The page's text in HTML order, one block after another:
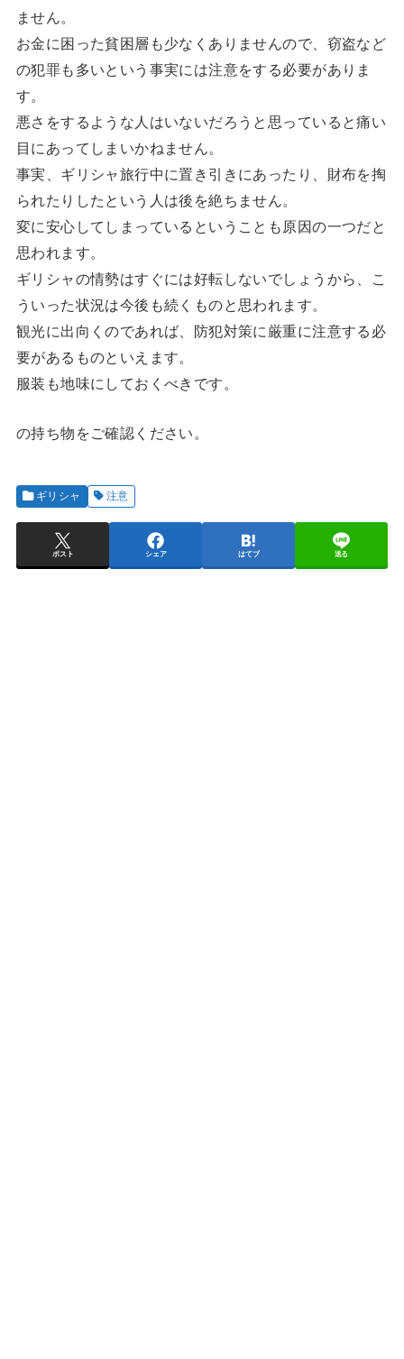
ません。
お金に困った貧困層も少なくありませんので、窃盗など
の犯罪も多いという事実には注意をする必要がありま
す。
悪さをするような人はいないだろうと思っていると痛い
目にあってしまいかねません。
事実、ギリシャ旅行中に置き引きにあったり、財布を掏
られたりしたという人は後を絶ちません。
変に安心してしまっているということも原因の一つだと
思われます。
ギリシャの情勢はすぐには好転しないでしょうから、こ
ういった状況は今後も続くものと思われます。
観光に出向くのであれば、防犯対策に厳重に注意する必
要があるものといえます。
服装も地味にしておくべきです。
の持ち物をご確認ください。
ギリシャ 注意
ポスト シェア はてブ 送る